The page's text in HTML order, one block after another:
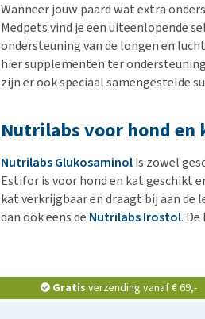
Wanneer jouw paard wat extra
Medpets vind je een uiteenlopende
ondersteuning van de longen en
hier supplementen ter
zijn er ook speciaal samengestelde
Nutrilabs voor hond en
Nutrilabs Glukosaminolis zowel
Estifor is voor hond en kat geschikt
kat verkrijgbaar en draagt bij aan de
dan ook eens de Nutrilabs Irostol.
Gratis verzending vanaf € 69,-